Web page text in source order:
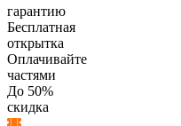
гарантию
Бесплатная
открытка
Оплачивайте
частями
До 50%
скидка